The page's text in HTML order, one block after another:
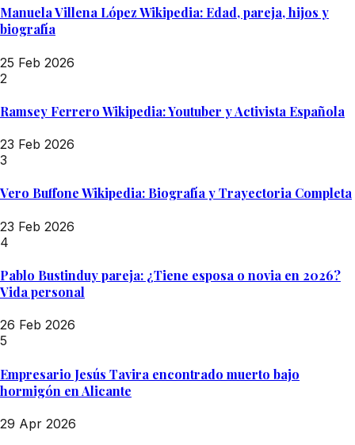
Manuela Villena López Wikipedia: Edad, pareja, hijos y
biografía
25 Feb 2026
2
Ramsey Ferrero Wikipedia: Youtuber y Activista Española
23 Feb 2026
3
Vero Buffone Wikipedia: Biografía y Trayectoria Completa
23 Feb 2026
4
Pablo Bustinduy pareja: ¿Tiene esposa o novia en 2026?
Vida personal
26 Feb 2026
5
Empresario Jesús Tavira encontrado muerto bajo
hormigón en Alicante
29 Apr 2026